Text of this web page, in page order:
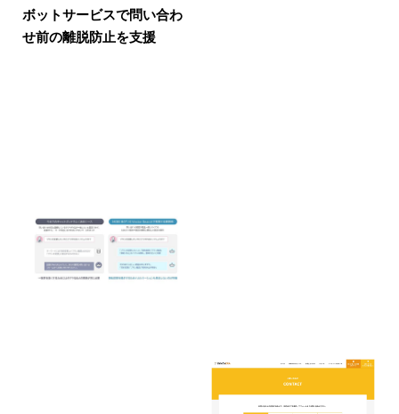
ボットサービスで問い合わ
せ前の離脱防止を支援